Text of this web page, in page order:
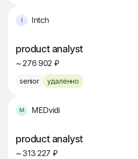
Intch
product analyst
~ 276 902 ₽
senior удалённо
MEDvidi
product analyst
~ 313 227 ₽